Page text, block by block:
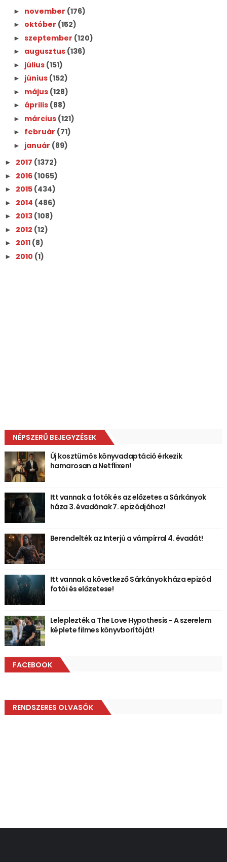
► november (176)
► október (152)
► szeptember (120)
► augusztus (136)
► július (151)
► június (152)
► május (128)
► április (88)
► március (121)
► február (71)
► január (89)
► 2017 (1372)
► 2016 (1065)
► 2015 (434)
► 2014 (486)
► 2013 (108)
► 2012 (12)
► 2011 (8)
► 2010 (1)
NÉPSZERŰ BEJEGYZÉSEK
Új kosztümös könyvadaptáció érkezik
hamarosan a Netflixen!
Itt vannak a fotók és az előzetes a Sárkányok
háza 3. évadának 7. epizódjához!
Berendelték az Interjú a vámpírral 4. évadát!
Itt vannak a következő Sárkányok háza epizód
fotói és előzetese!
Leleplezték a The Love Hypothesis - A szerelem
képlete filmes könyvborítóját!
FACEBOOK
RENDSZERES OLVASÓK